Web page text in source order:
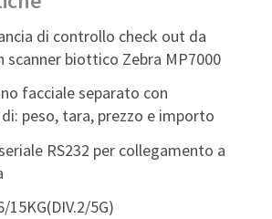
di controllo check out da
scanner biottico Zebra MP7000
facciale separato con
peso, tara, prezzo e importo
RS232 per collegamento a
15KG(DIV.2/5G)